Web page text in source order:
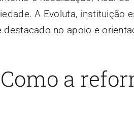
A Evoluta, instituição
no apoio e
a